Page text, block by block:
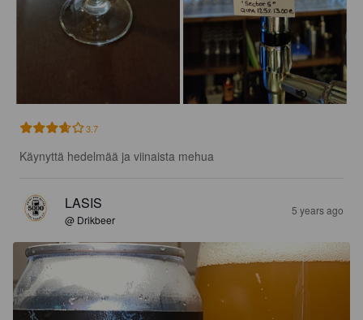
3.7
Käynyttä hedelmää ja viinaista mehua
LASIS
@ Drikbeer
5 years ago